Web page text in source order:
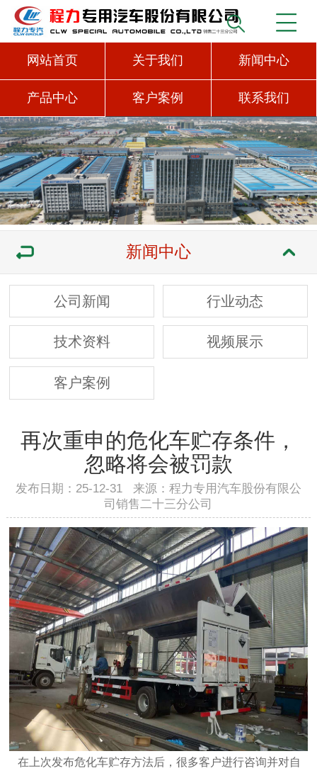
网站首页 关于我们 新闻中心
产品中心 客户案例 联系我们
新闻中心
公司新闻 行业动态
技术资料 视频展示
客户案例
再次重申的危化车贮存条件，
忽略将会被罚款
发布日期：25-12-31 来源：程力专用汽车股份有限公
司销售二十三分公司
在上次发布危化车贮存方法后，很多客户进行咨询并对自